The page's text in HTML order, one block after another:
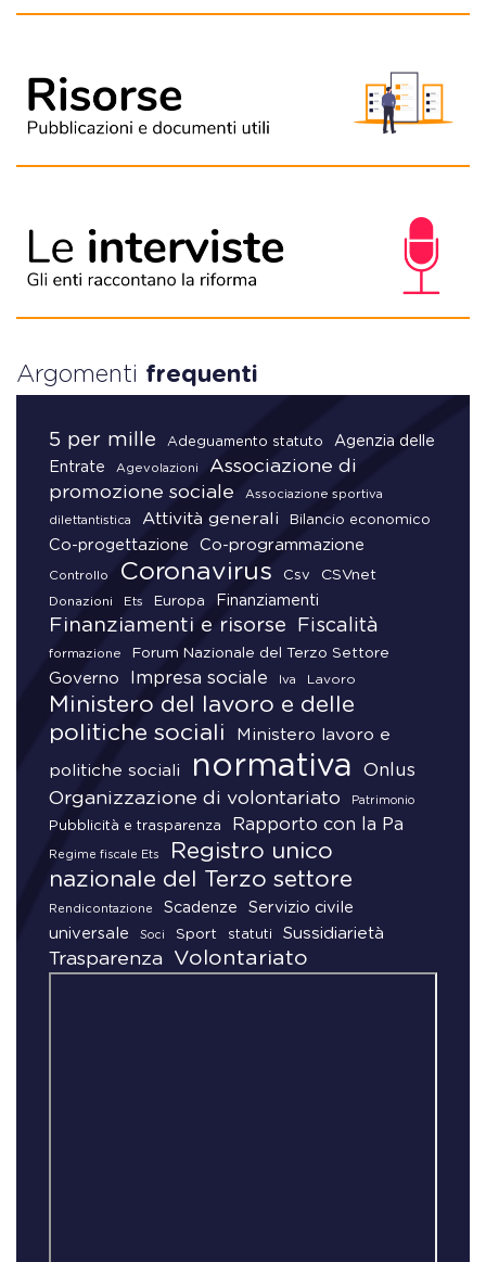
Argomenti frequenti
5 per mille Adeguamento statuto
Agenzia delle
Entrate
Agevolazioni
Associazione di
promozione sociale
Associazione sportiva
dilettantistica Attività generali Bilancio economico
Co-progettazione Co-programmazione
Controllo Coronavirus Csv CSVnet
Donazioni Ets Europa Finanziamenti
Finanziamenti e risorse Fiscalità
formazione Forum Nazionale del Terzo Settore
Governo Impresa sociale Iva Lavoro
Ministero del lavoro e delle
politiche sociali
Ministero lavoro e
politiche sociali normativa Onlus
Organizzazione di volontariato Patrimonio
Pubblicità e trasparenza Rapporto con la Pa
Regime fiscale Ets
Registro unico
nazionale del Terzo settore
Rendicontazione Scadenze
Servizio civile
universale
Soci Sport statuti Sussidiarietà
Trasparenza Volontariato